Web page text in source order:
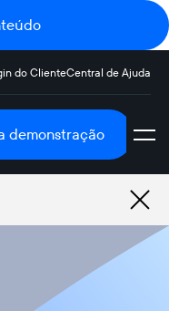
do ClienteCentral de Ajuda
demonstração